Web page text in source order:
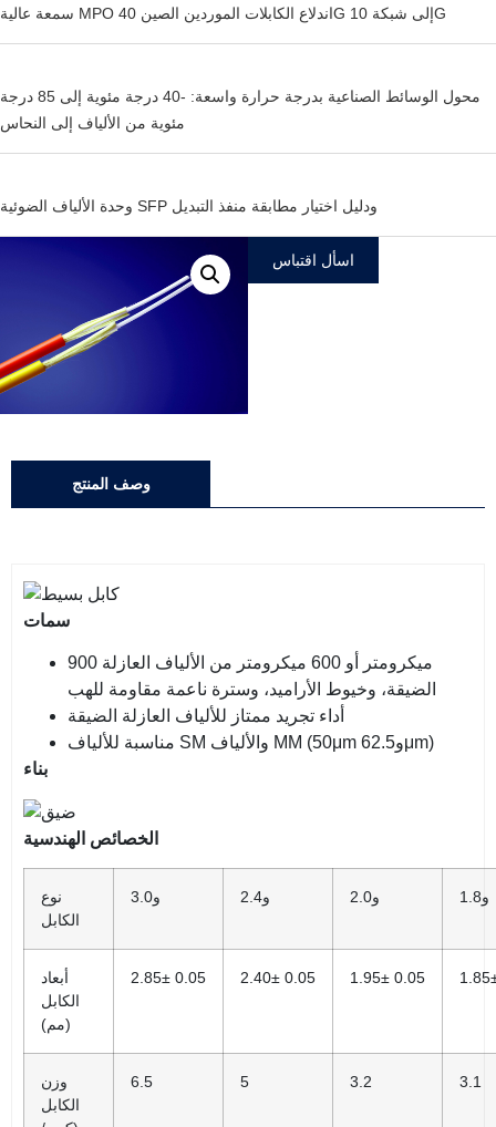
سمعة عالية MPO اندلاع الكابلات الموردين الصين 40G إلى شبكة 10G
محول الوسائط الصناعية بدرجة حرارة واسعة: -40 درجة مئوية إلى 85 درجة
مئوية من الألياف إلى النحاس
وحدة الألياف الضوئية SFP ودليل اختيار مطابقة منفذ التبديل
اسأل اقتباس
وصف المنتج
سمات
900 ميكرومتر أو 600 ميكرومتر من الألياف العازلة
أداء تجريد ممتاز للألياف العازلة الضيقة
مناسبة للألياف SM والألياف MM (50μm و62.5μm)
بناء
الخصائص الهندسية
نوع
الكابل
و3.0 و2.4 و2.0 و1.8
أبعاد
الكابل
(مم)
2.85± 0.05 2.40± 0.05 1.95± 0.05 1.85
وزن
الكابل
6.5 5 3.2 3.1